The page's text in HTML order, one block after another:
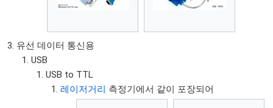
유선 데이터 통신용
USB
USB to TTL
레이저거리 측정기에서 같이 포장되어